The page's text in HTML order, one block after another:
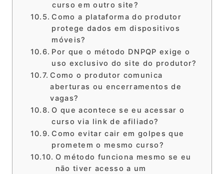
curso em outro site?
Como a plataforma do produtor
protege dados em dispositivos
móveis?
Por que o método DNPQP exige o
uso exclusivo do site do produtor?
Como o produtor comunica
aberturas ou encerramentos de
vagas?
O que acontece se eu acessar o
curso via link de afiliado?
Como evitar cair em golpes que
prometem o mesmo curso?
O método funciona mesmo se eu
não tiver acesso a um